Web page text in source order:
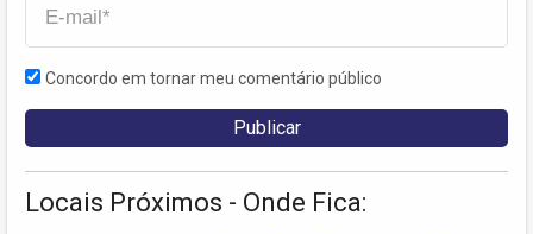
Concordo em tornar meu comentário público
Locais Próximos - Onde Fica: